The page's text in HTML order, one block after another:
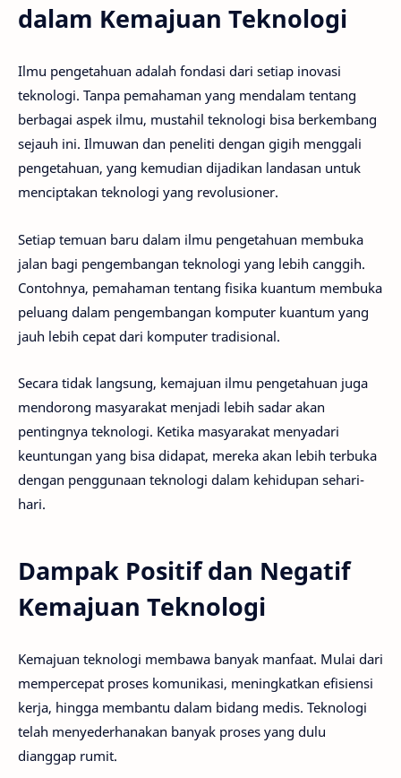
dalam Kemajuan Teknologi
Ilmu pengetahuan adalah fondasi dari setiap inovasi
teknologi. Tanpa pemahaman yang mendalam tentang
berbagai aspek ilmu, mustahil teknologi bisa berkembang
sejauh ini. Ilmuwan dan peneliti dengan gigih menggali
pengetahuan, yang kemudian dijadikan landasan untuk
menciptakan teknologi yang revolusioner.
Setiap temuan baru dalam ilmu pengetahuan membuka
jalan bagi pengembangan teknologi yang lebih canggih.
Contohnya, pemahaman tentang fisika kuantum membuka
peluang dalam pengembangan komputer kuantum yang
jauh lebih cepat dari komputer tradisional.
Secara tidak langsung, kemajuan ilmu pengetahuan juga
mendorong masyarakat menjadi lebih sadar akan
pentingnya teknologi. Ketika masyarakat menyadari
keuntungan yang bisa didapat, mereka akan lebih terbuka
dengan penggunaan teknologi dalam kehidupan sehari-
hari.
Dampak Positif dan Negatif
Kemajuan Teknologi
Kemajuan teknologi membawa banyak manfaat. Mulai dari
mempercepat proses komunikasi, meningkatkan efisiensi
kerja, hingga membantu dalam bidang medis. Teknologi
telah menyederhanakan banyak proses yang dulu
dianggap rumit.